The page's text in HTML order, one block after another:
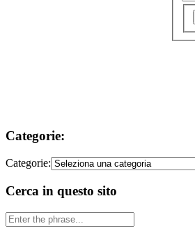
Categorie:
Categorie:
Cerca in questo sito